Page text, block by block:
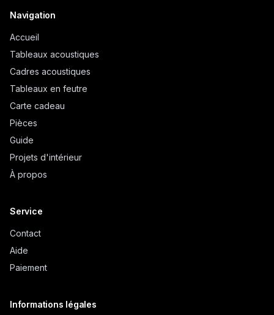
Navigation
Accueil
Tableaux acoustiques
Cadres acoustiques
Tableaux en feutre
Carte cadeau
Pièces
Guide
Projets d'intérieur
À propos
Service
Contact
Aide
Paiement
Informations légales